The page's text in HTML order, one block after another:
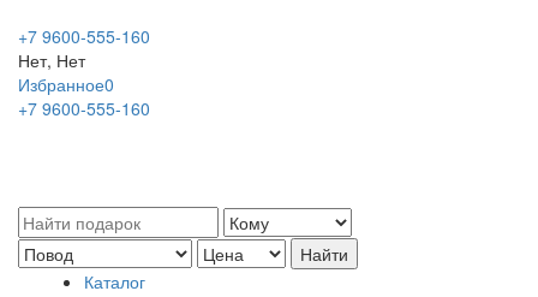
+7 9600-555-160
Нет, Нет
Избранное0
+7 9600-555-160
Каталог